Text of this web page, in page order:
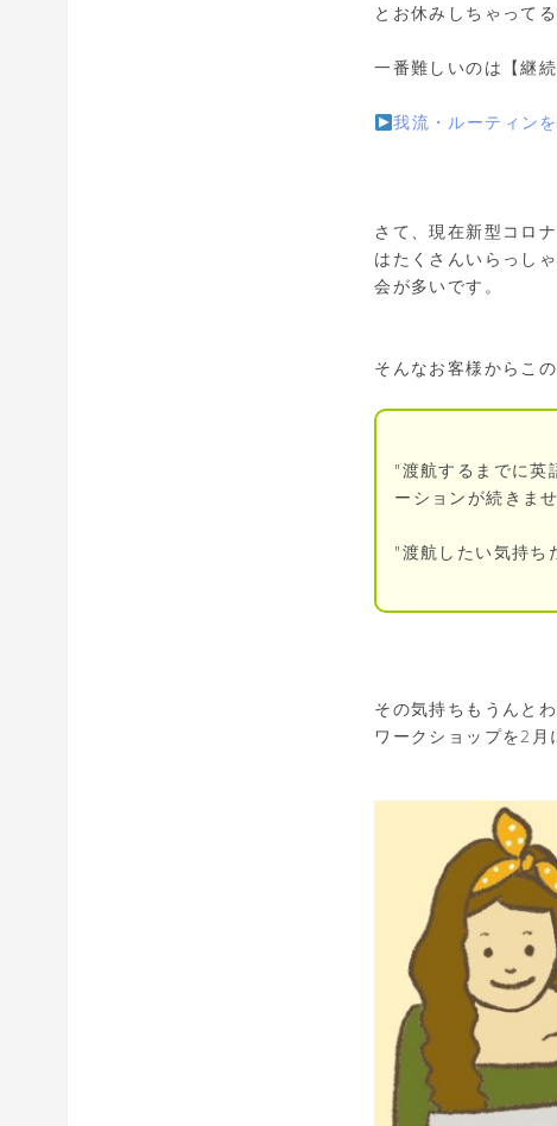
とお休みしちゃって
一番難しいのは【継
我流・ルーティン
さて、現在新型コロ
はたくさんいらっし
会が多いです。
そんなお客様からこ
"渡航するまでに英
ーションが続きま
"渡航したい気持ち
その気持ちもうんと
ワークショップを2月